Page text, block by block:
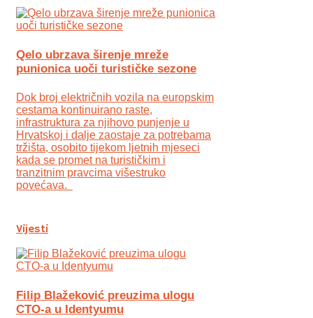
Qelo ubrzava širenje mreže
punionica uoči turističke sezone
Dok broj električnih vozila na europskim
cestama kontinuirano raste,
infrastruktura za njihovo punjenje u
Hrvatskoj i dalje zaostaje za potrebama
tržišta, osobito tijekom ljetnih mjeseci
kada se promet na turističkim i
tranzitnim pravcima višestruko
povećava.
Vijesti
Filip Blažeković preuzima ulogu
CTO-a u Identyumu